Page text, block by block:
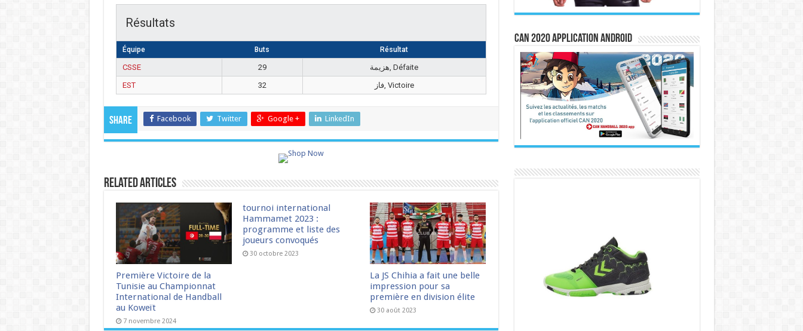
Résultats
Équipe Buts Résultat
CSSE 29
هزيمة, Défaite
EST
32 فاز, Victoire
Share Facebook Twitter Google + LinkedIn
Related Articles
Première Victoire de la
Tunisie au Championnat
International de Handball
au Koweït
7 novembre 2024
tournoi international
Hammamet 2023 :
programme et liste des
joueurs convoqués
30 octobre 2023
La JS Chihia a fait une belle
impression pour sa
première en division élite
30 août 2023
CAN 2020 Application Android